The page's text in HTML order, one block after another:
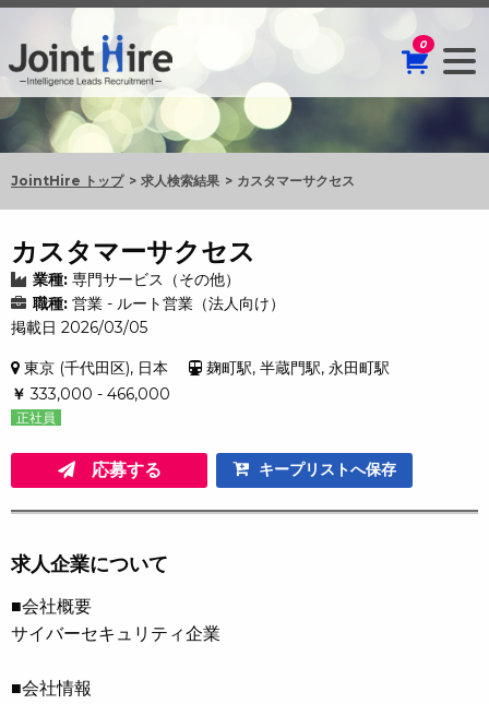
0
JointHire トップ 求人検索結果 カスタマーサクセス
カスタマーサクセス
業種: 専門サービス（その他）
職種: 営業 - ルート営業（法人向け）
掲載日 2026/03/05
東京 (千代田区), 日本
麹町駅, 半蔵門駅, 永田町駅
￥ 333,000 - 466,000
正社員
応募する キープリストへ保存
求人企業について
■会社概要
サイバーセキュリティ企業
■会社情報